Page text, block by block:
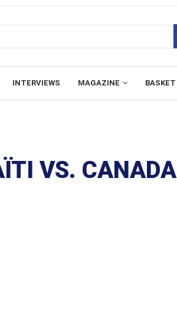
INTERVIEWS MAGAZINE BASKET
VS. CANADA